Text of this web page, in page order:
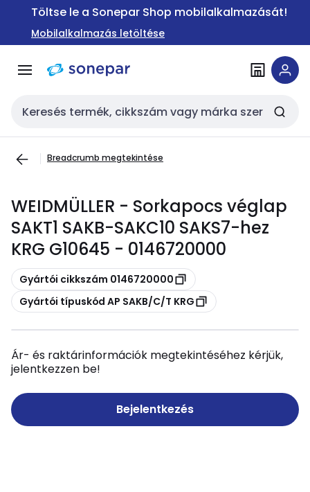
Ugrás a
Ugrás a
tartalomra
Töltse le a Sonepar Shop mobilalkalmazását!
Mobilalkalmazás letöltése
Keresési bemenet
Breadcrumb megtekintése
WEIDMÜLLER - Sorkapocs véglap
SAKT1 SAKB-SAKC10 SAKS7-hez
KRG G10645 - 0146720000
Másolás
Gyártói cikkszám 0146720000
Másolás
Gyártói típuskód AP SAKB/C/T KRG
Ár- és raktárinformációk megtekintéséhez kérjük,
jelentkezzen be!
Bejelentkezés